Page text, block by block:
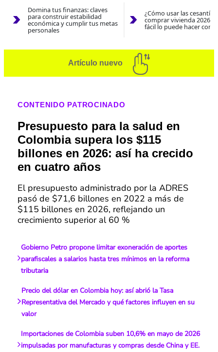
Domina tus finanzas: claves
para construir estabilidad
económica y cumplir tus metas
personales
¿Cómo usar las
comprar vivienda 2026?
fácil lo puede hacer con
Artículo nuevo
CONTENIDO PATROCINADO
Presupuesto para la salud en
Colombia supera los $115
billones en 2026: así ha crecido
en cuatro años
El presupuesto administrado por la ADRES
pasó de $71,6 billones en 2022 a más de
$115 billones en 2026, reflejando un
crecimiento superior al 60 %
Gobierno Petro propone limitar exoneración de aportes
parafiscales a salarios hasta tres mínimos en la reforma
tributaria
Precio del dólar en Colombia hoy: así abrió la Tasa
Representativa del Mercado y qué factores influyen en su
valor
Importaciones de Colombia suben 10,6% en mayo de 2026
impulsadas por manufacturas y compras desde China y EE.